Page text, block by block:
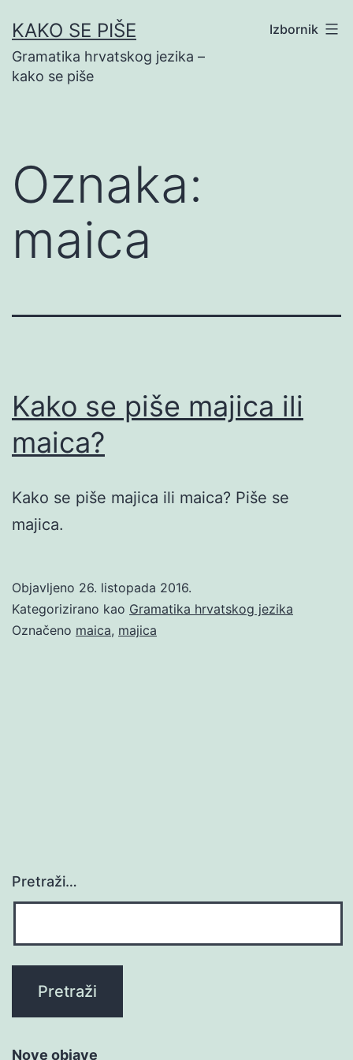
na
sadržaj
KAKO SE PIŠE
Gramatika hrvatskog jezika –
kako se piše
Izbornik
Oznaka:
maica
Kako se piše majica ili
maica?
Kako se piše majica ili maica? Piše se
majica.
Objavljeno 26. listopada 2016.
Kategorizirano kao Gramatika hrvatskog jezika
Označeno maica, majica
Pretraži…
Nove objave